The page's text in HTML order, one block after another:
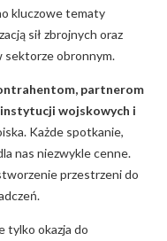
kluczowe tematy
sił zbrojnych oraz
sektorze obronnym.
partnerom
wojskowych i
Każde spotkanie,
nas niezwykle cenne.
przestrzeni do
tylko okazja do